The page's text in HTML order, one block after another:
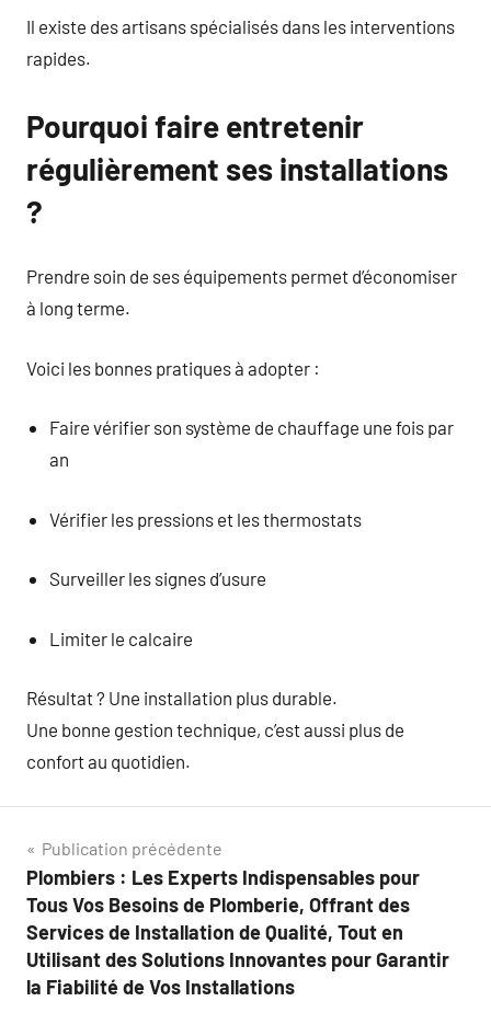
Il existe des artisans spécialisés dans les interventions
rapides.
Pourquoi faire entretenir
régulièrement ses installations
?
Prendre soin de ses équipements permet d’économiser
à long terme.
Voici les bonnes pratiques à adopter :
Faire vérifier son système de chauffage une fois par
an
Vérifier les pressions et les thermostats
Surveiller les signes d’usure
Limiter le calcaire
Résultat ? Une installation plus durable.
Une bonne gestion technique, c’est aussi plus de
confort au quotidien.
Navigation
de
l’article
Publication précédente
Plombiers : Les Experts Indispensables pour
Tous Vos Besoins de Plomberie, Offrant des
Services de Installation de Qualité, Tout en
Utilisant des Solutions Innovantes pour Garantir
la Fiabilité de Vos Installations